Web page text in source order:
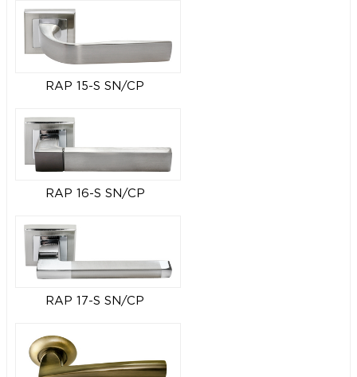
RAP 15-S SN/CP
RAP 16-S SN/CP
RAP 17-S SN/CP